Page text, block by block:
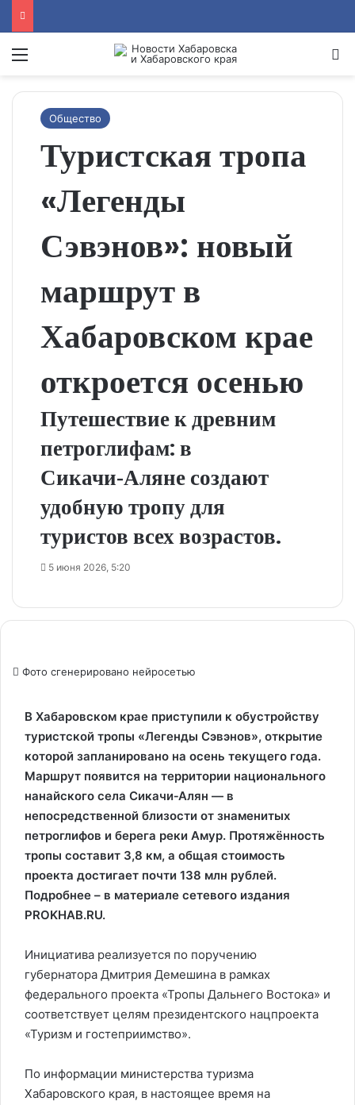
Menu
Общество
Туристская тропа
«Легенды
Сэвэнов»: новый
маршрут в
Хабаровском крае
откроется осенью
Путешествие к древним
петроглифам: в
Сикачи‑Аляне создают
удобную тропу для
туристов всех возрастов.
5 июня 2026, 5:20
Фото сгенерировано нейросетью
В Хабаровском крае приступили к обустройству
туристской тропы «Легенды Сэвэнов», открытие
которой запланировано на осень текущего года.
Маршрут появится на территории национального
нанайского села Сикачи‑Алян — в
непосредственной близости от знаменитых
петроглифов и берега реки Амур. Протяжённость
тропы составит 3,8 км, а общая стоимость
проекта достигает почти 138 млн рублей.
Подробнее – в материале сетевого издания
PROKHAB.RU.
Инициатива реализуется по поручению
губернатора Дмитрия Демешина в рамках
федерального проекта «Тропы Дальнего Востока» и
соответствует целям президентского нацпроекта
«Туризм и гостеприимство».
По информации министерства туризма
Хабаровского края, в настоящее время на